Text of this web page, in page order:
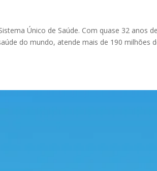
Único de Saúde. Com quase 32 anos de
do mundo, atende mais de 190 milhões